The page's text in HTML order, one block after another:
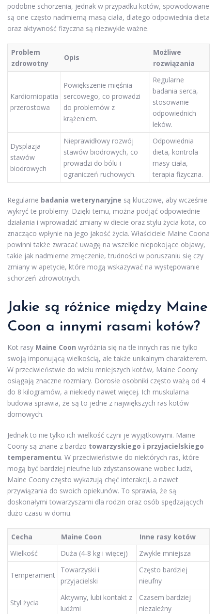
podobne schorzenia, jednak w przypadku kotów, spowodowane
są one często nadmierną masą ciała, dlatego odpowiednia dieta
oraz aktywność fizyczna są niezwykle ważne.
Problem
zdrowotny
Opis
Możliwe
rozwiązania
Kardiomiopatia
przerostowa
Powiększenie mięśnia
sercowego, co prowadzi
do problemów z
krążeniem.
Regularne
badania serca,
stosowanie
odpowiednich
leków.
Dysplazja
stawów
biodrowych
Nieprawidłowy rozwój
stawów biodrowych, co
prowadzi do bólu i
ograniczeń ruchowych.
Odpowiednia
dieta, kontrola
masy ciała,
terapia fizyczna.
Regularne badania weterynaryjne są kluczowe, aby wcześnie
wykryć te problemy. Dzięki temu, można podjąć odpowiednie
działania i wprowadzić zmiany w diecie oraz stylu życia kota, co
znacząco wpłynie na jego jakość życia. Właściciele Maine Coona
powinni także zwracać uwagę na wszelkie niepokojące objawy,
takie jak nadmierne zmęczenie, trudności w poruszaniu się czy
zmiany w apetycie, które mogą wskazywać na występowanie
schorzeń zdrowotnych.
Jakie są różnice między Maine
Coon a innymi rasami kotów?
Kot rasy Maine Coon wyróżnia się na tle innych ras nie tylko
swoją imponującą wielkością, ale także unikalnym charakterem.
W przeciwieństwie do wielu mniejszych kotów, Maine Coony
osiągają znaczne rozmiary. Dorosłe osobniki często ważą od 4
do 8 kilogramów, a niekiedy nawet więcej. Ich muskularna
budowa sprawia, że są to jedne z największych ras kotów
domowych.
Jednak to nie tylko ich wielkość czyni je wyjątkowymi. Maine
Coony są znane z bardzo towarzyskiego i przyjacielskiego
temperamentu. W przeciwieństwie do niektórych ras, które
mogą być bardziej nieufne lub zdystansowane wobec ludzi,
Maine Coony często wykazują chęć interakcji, a nawet
przywiązania do swoich opiekunów. To sprawia, że są
doskonałymi towarzyszami dla rodzin oraz osób spędzających
dużo czasu w domu.
Cecha Maine Coon
Inne rasy kotów
Wielkość
Duża (4-8 kg i więcej) Zwykle mniejsza
Temperament
Towarzyski i
przyjacielski
Często bardziej
nieufny
Styl życia
Aktywny, lubi kontakt z
ludźmi
Czasem bardziej
niezależny